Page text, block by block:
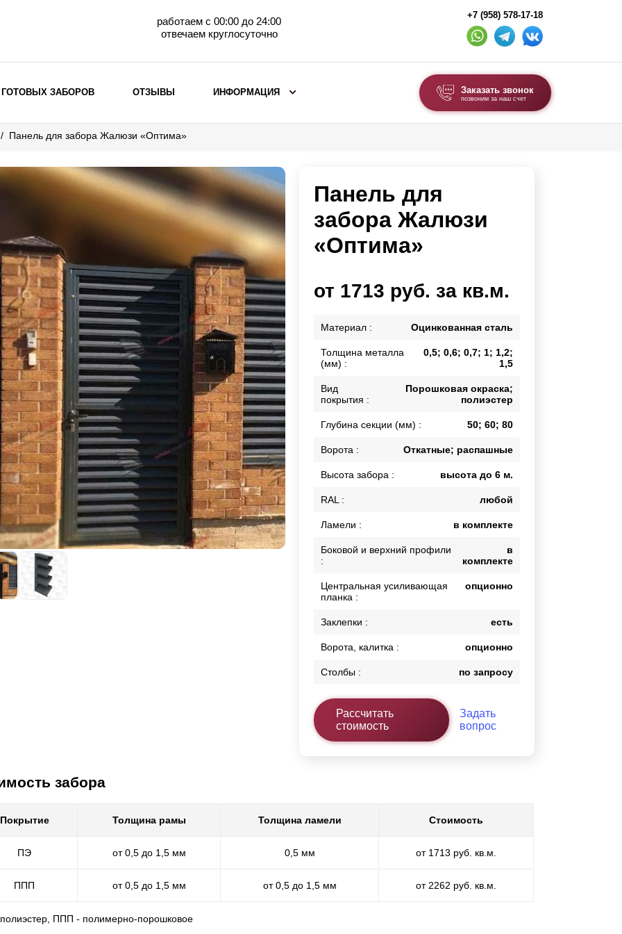
работаем с 00:00 до 24:00
отвечаем круглосуточно
+7 (958) 578-17-18
ВЫБОР ПО МАТЕРИАЛУ
Заборы с кирпичными столбами
Заборы из евроштакетника
горизонтального
Металлические заборы для дачи
Забор жалюзи с кирпичными столбами
Металлические ограждения
ВЫБОР ПО ХАРАКТЕРИСТИКАМ
Горизонтальные заборы
Высокие заборы
Красивые, дизайнерские заборы
ВЫБОР ПО СПОСОБУ МОНТАЖА
Заборы под ключ
Готовые заборы
Комплекты заборов-лего "сделай сам"
Быстровозводимые заборы
Секционные заборы
ВОРОТА И КАЛИТКИ
Ворота распашные
Каркасы ворот
ВСЕ ДЛЯ ЗАБОРА
Панели для забора
ГОТОВЫХ ЗАБОРОВ ОТЗЫВЫ ИНФОРМАЦИЯ Заказать звонок
позвоним за наш счет
Панель для забора Жалюзи «Оптима»
Панель для
забора Жалюзи
«Оптима»
от 1713 руб. за кв.м.
Материал : Оцинкованная сталь
Толщина металла
(мм) :
0,5; 0,6; 0,7; 1; 1,2;
1,5
Вид
покрытия :
Порошковая окраска;
полиэстер
Глубина секции (мм) : 50; 60; 80
Ворота : Откатные; распашные
Высота забора : высота до 6 м.
RAL : любой
Ламели : в комплекте
Боковой и верхний профили
:
в
комплекте
Центральная усиливающая
планка :
опционно
Заклепки : есть
Ворота, калитка : опционно
Столбы : по запросу
Рассчитать
стоимость
Задать
вопрос
забора
Покрытие Толщина рамы Толщина ламели Стоимость
ПЭ от 0,5 до 1,5 мм 0,5 мм от 1713 руб. кв.м.
ППП от 0,5 до 1,5 мм от 0,5 до 1,5 мм от 2262 руб. кв.м.
ППП - полимерно-порошковое